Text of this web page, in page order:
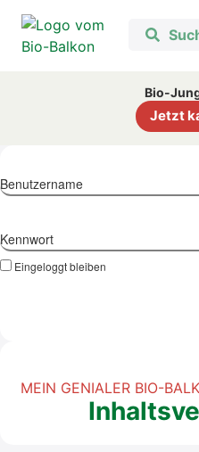
Bio-
Jetzt
MEIN GENIALER BIO-
Benutzername
Kennwort
Eingeloggt bleiben